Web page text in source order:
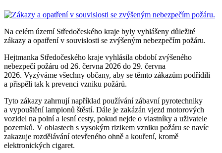
Na celém území Středočeského kraje byly vyhlášeny důležité
zákazy a opatření v souvislosti se zvýšeným nebezpečím požáru.
Hejtmanka Středočeského kraje vyhlásila období zvýšeného
nebezpečí požáru od 26. června 2026 do 29. června
2026. Vyzýváme všechny občany, aby se těmto zákazům podřídili
a přispěli tak k prevenci vzniku požárů.
Tyto zákazy zahrnují například používání zábavní pyrotechniky
a vypouštění lampionů štěstí. Dále je zakázán vjezd motorových
vozidel na polní a lesní cesty, pokud nejde o vlastníky a uživatele
pozemků. V oblastech s vysokým rizikem vzniku požáru se navíc
zakazuje rozdělávání otevřeného ohně a kouření, kromě
elektronických cigaret.